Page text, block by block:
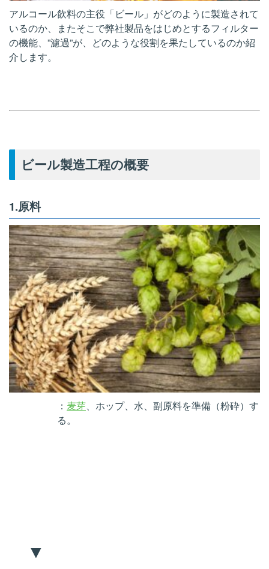
アルコール飲料の主役「ビール」がどのように製造されて
いるのか、またそこで弊社製品をはじめとするフィルター
の機能、”濾過”が、どのような役割を果たしているのか紹
介します。
ビール製造工程の概要
1.原料
： 麦芽、ホップ、水、副原料を準備（粉砕）す
る。
▼